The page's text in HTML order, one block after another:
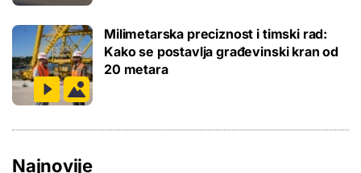
Milimetarska preciznost i timski rad:
Kako se postavlja građevinski kran od
20 metara
Najnovije